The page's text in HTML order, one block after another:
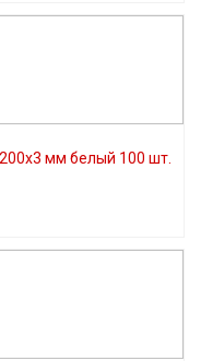
мм белый 100 шт.